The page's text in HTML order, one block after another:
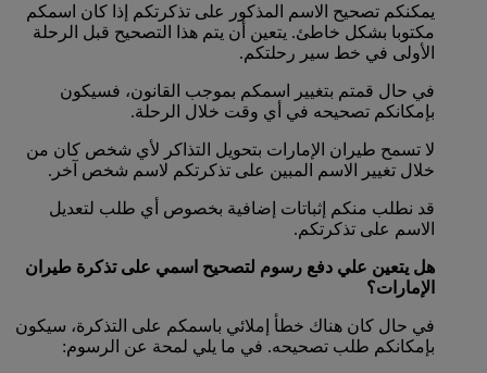
يمكنكم تصحيح الاسم المذكور على تذكرتكم إذا كان اسمكم
مكتوبا بشكل خاطئ. يتعين أن يتم هذا التصحيح قبل الرحلة
الأولى في خط سير رحلتكم.
في حال قمتم بتغيير اسمكم بموجب القانون، فسيكون
بإمكانكم تصحيحه في أي وقت خلال الرحلة.
لا تسمح طيران الإمارات بتحويل التذاكر لأي شخص كان من
خلال تغيير الاسم المبين على تذكرتكم لاسم شخص آخر.
قد نطلب منكم إثباتات إضافية بخصوص أي طلب لتعديل
الاسم على تذكرتكم.
هل يتعين علي دفع رسوم لتصحيح اسمي على تذكرة طيران
الإمارات؟
في حال كان هناك خطأ إملائي باسمكم على التذكرة، سيكون
بإمكانكم طلب تصحيحه. في ما يلي لمحة عن الرسوم: